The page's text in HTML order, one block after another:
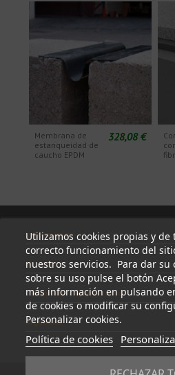
Membrana de
estanqueidad de
caucho EPDM
328,08 €
Utilizamos cookies propias y de
correcto funcionamiento del
nuestros servicios. Para dar su
sobre su uso pulse el botón
más información en pulsando
de cookies o modificar su
Personalizar cookies.
Política de cookies
Información
Mi cuenta
Información de contacto
Síguenos